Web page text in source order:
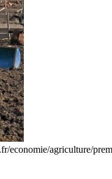
agriculture/